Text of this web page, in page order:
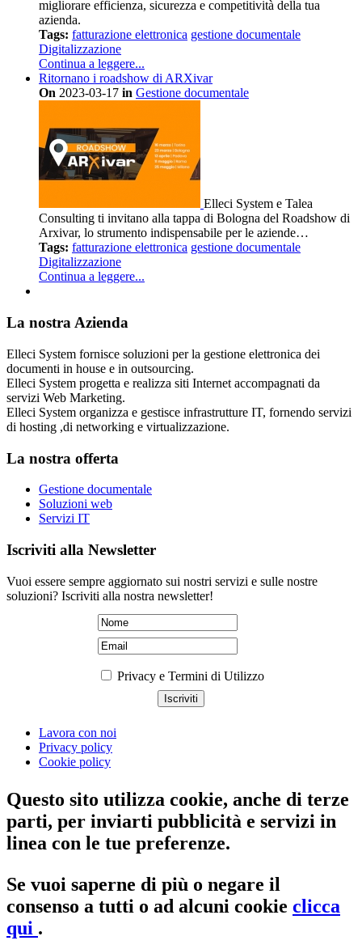
migliorare efficienza, sicurezza e competitività della tua
azienda.
Tags: fatturazione elettronica gestione documentale
Digitalizzazione
Continua a leggere...
Ritornano i roadshow di ARXivar
On 2023-03-17 in Gestione documentale
Elleci System e Talea
Consulting ti invitano alla tappa di Bologna del Roadshow di
Arxivar, lo strumento indispensabile per le aziende…
Tags: fatturazione elettronica gestione documentale
Digitalizzazione
Continua a leggere...
La nostra Azienda
Elleci System fornisce soluzioni per la gestione elettronica dei
documenti in house e in outsourcing.
Elleci System progetta e realizza siti Internet accompagnati da
servizi Web Marketing.
Elleci System organizza e gestisce infrastrutture IT, fornendo servizi
di hosting ,di networking e virtualizzazione.
La nostra offerta
Gestione documentale
Soluzioni web
Servizi IT
Iscriviti alla Newsletter
Vuoi essere sempre aggiornato sui nostri servizi e sulle nostre
soluzioni? Iscriviti alla nostra newsletter!
Privacy e Termini di Utilizzo
Lavora con noi
Privacy policy
Cookie policy
Questo sito utilizza cookie, anche di terze
parti, per inviarti pubblicità e servizi in
linea con le tue preferenze.
Se vuoi saperne di più o negare il
consenso a tutti o ad alcuni cookie clicca
qui .